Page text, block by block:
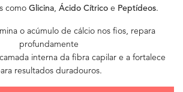
como Glicina, Ácido Cítricoe Peptídeos.
o acúmulo de cálcio nos fios, repara
profundamente
interna da fibra capilar e a fortalece
resultados duradouros.